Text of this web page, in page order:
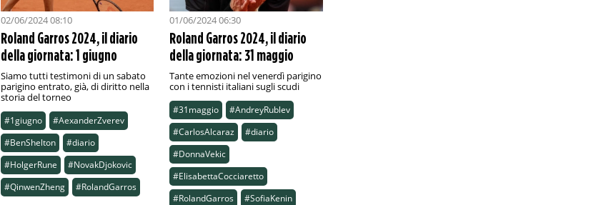
02/06/2024 08:10
Roland Garros 2024, il diario
della giornata: 1 giugno
Siamo tutti testimoni di un sabato
parigino entrato, già, di diritto nella
storia del torneo
#1giugno
#AexanderZverev
#BenShelton
#diario
#HolgerRune
#NovakDjokovic
#QinwenZheng
#RolandGarros
01/06/2024 06:30
Roland Garros 2024, il diario
della giornata: 31 maggio
Tante emozioni nel venerdì parigino
con i tennisti italiani sugli scudi
#31maggio
#AndreyRublev
#CarlosAlcaraz
#diario
#DonnaVekic
#ElisabettaCocciaretto
#RolandGarros
#SofiaKenin